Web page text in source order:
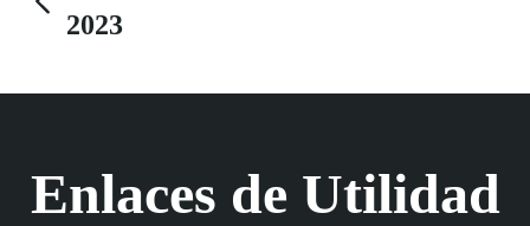
2023
Enlaces de Utilidad